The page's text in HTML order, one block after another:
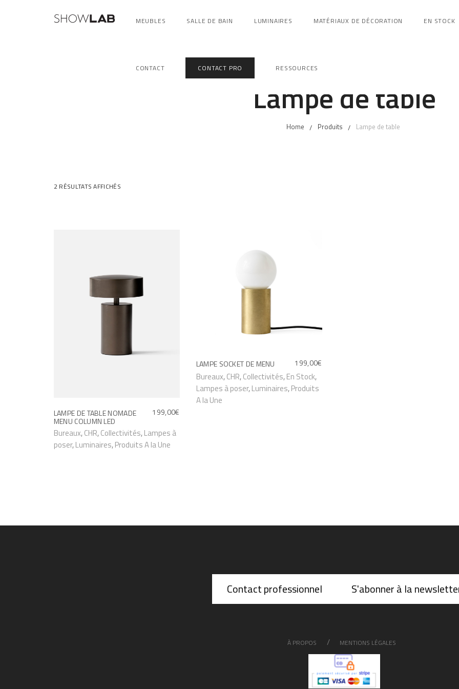
MEUBLES SALLE DE BAIN LUMINAIRES MATÉRIAUX DE DÉCORATION EN STOCK
CONTACT CONTACT PRO RESSOURCES
Lampe de table
Home Produits Lampe de table
2 RÉSULTATS AFFICHÉS
LAMPE DE TABLE NOMADE
MENU COLUMN LED
199,00€
Bureaux,CHR,Collectivités,Lampes à
poser,Luminaires,Produits A la Une
LAMPE SOCKET DE MENU 199,00€
Bureaux,CHR,Collectivités,En Stock,
Lampes à poser,Luminaires,Produits
A la Une
Contact professionnel S'abonner à la
À PROPOS MENTIONS LÉGALES